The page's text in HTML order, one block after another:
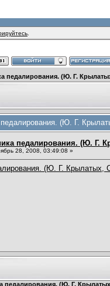
педалирования. (Ю. Г.
(Ю. Г.
педалирования. (Ю. Г.
28, 2008, 03:49:08 »
(Ю. Г. Крылатых,
педалирования. (Ю. Г.